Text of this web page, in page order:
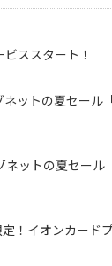
ススタート！
ネットの夏セー
ネットの夏セー
定！イオンカード